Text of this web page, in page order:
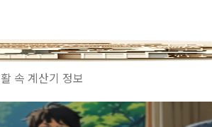
속 계산기 정보